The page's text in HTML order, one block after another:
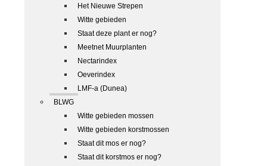
Het Nieuwe Strepen
Witte gebieden
Staat deze plant er nog?
Meetnet Muurplanten
Nectarindex
Oeverindex
LMF-a (Dunea)
BLWG
Witte gebieden mossen
Witte gebieden korstmossen
Staat dit mos er nog?
Staat dit korstmos er nog?